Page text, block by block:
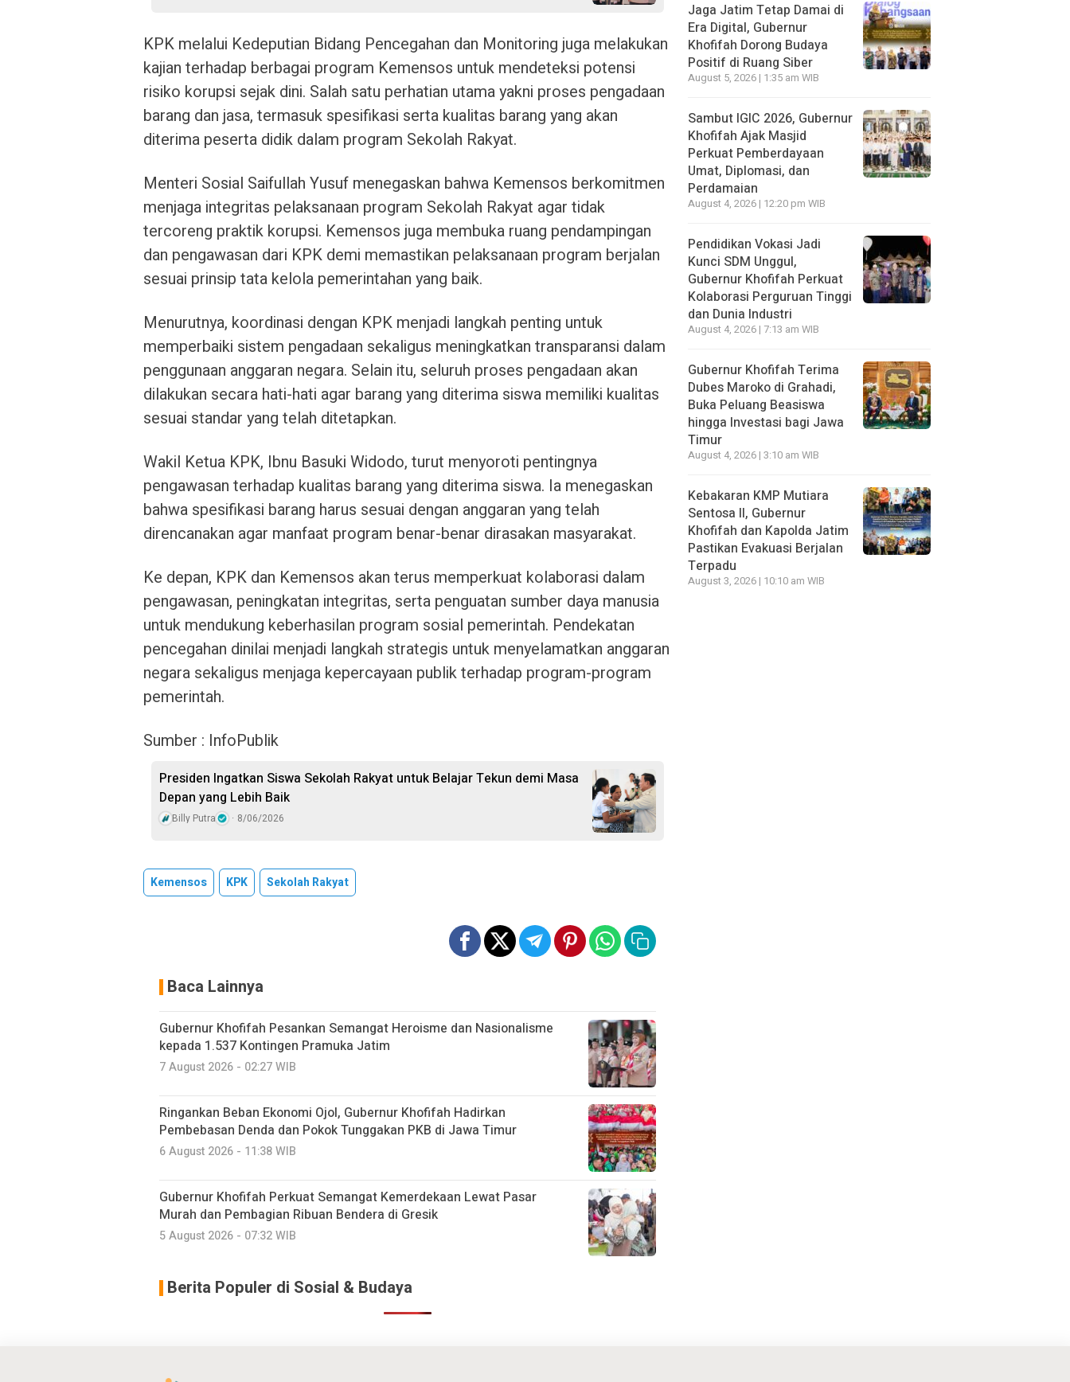
KPK melalui Kedeputian Bidang Pencegahan dan Monitoring juga melakukan
kajian terhadap berbagai program Kemensos untuk mendeteksi potensi
risiko korupsi sejak dini. Salah satu perhatian utama yakni proses pengadaan
barang dan jasa, termasuk spesifikasi serta kualitas barang yang akan
diterima peserta didik dalam program Sekolah Rakyat.
Menteri Sosial Saifullah Yusuf menegaskan bahwa Kemensos berkomitmen
menjaga integritas pelaksanaan program Sekolah Rakyat agar tidak
tercoreng praktik korupsi. Kemensos juga membuka ruang pendampingan
dan pengawasan dari KPK demi memastikan pelaksanaan program berjalan
sesuai prinsip tata kelola pemerintahan yang baik.
Menurutnya, koordinasi dengan KPK menjadi langkah penting untuk
memperbaiki sistem pengadaan sekaligus meningkatkan transparansi dalam
penggunaan anggaran negara. Selain itu, seluruh proses pengadaan akan
dilakukan secara hati-hati agar barang yang diterima siswa memiliki kualitas
sesuai standar yang telah ditetapkan.
Wakil Ketua KPK, Ibnu Basuki Widodo, turut menyoroti pentingnya
pengawasan terhadap kualitas barang yang diterima siswa. Ia menegaskan
bahwa spesifikasi barang harus sesuai dengan anggaran yang telah
direncanakan agar manfaat program benar-benar dirasakan masyarakat.
Ke depan, KPK dan Kemensos akan terus memperkuat kolaborasi dalam
pengawasan, peningkatan integritas, serta penguatan sumber daya manusia
untuk mendukung keberhasilan program sosial pemerintah. Pendekatan
pencegahan dinilai menjadi langkah strategis untuk menyelamatkan anggaran
negara sekaligus menjaga kepercayaan publik terhadap program-program
pemerintah.
Sumber : InfoPublik
Presiden Ingatkan Siswa Sekolah Rakyat untuk Belajar Tekun demi Masa
Depan yang Lebih Baik
Billy Putra 8/06/2026
Kemensos KPK Sekolah Rakyat
Baca Lainnya
Gubernur Khofifah Pesankan Semangat Heroisme dan Nasionalisme
kepada 1.537 Kontingen Pramuka Jatim
7 August 2026 - 02:27 WIB
Ringankan Beban Ekonomi Ojol, Gubernur Khofifah Hadirkan
Pembebasan Denda dan Pokok Tunggakan PKB di Jawa Timur
6 August 2026 - 11:38 WIB
Gubernur Khofifah Perkuat Semangat Kemerdekaan Lewat Pasar
Murah dan Pembagian Ribuan Bendera di Gresik
5 August 2026 - 07:32 WIB
Berita Populer di Sosial & Budaya
Jaga Jatim Tetap Damai di
Era Digital, Gubernur
Khofifah Dorong Budaya
Positif di Ruang Siber
August 5, 2026 | 1:35 am WIB
Sambut IGIC 2026, Gubernur
Khofifah Ajak Masjid
Perkuat Pemberdayaan
Umat, Diplomasi, dan
Perdamaian
August 4, 2026 | 12:20 pm WIB
Pendidikan Vokasi Jadi
Kunci SDM Unggul,
Gubernur Khofifah Perkuat
Kolaborasi Perguruan Tinggi
dan Dunia Industri
August 4, 2026 | 7:13 am WIB
Gubernur Khofifah Terima
Dubes Maroko di Grahadi,
Buka Peluang Beasiswa
hingga Investasi bagi Jawa
Timur
August 4, 2026 | 3:10 am WIB
Kebakaran KMP Mutiara
Sentosa II, Gubernur
Khofifah dan Kapolda Jatim
Pastikan Evakuasi Berjalan
Terpadu
August 3, 2026 | 10:10 am WIB